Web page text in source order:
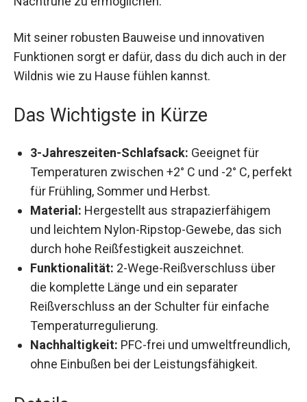
Funktionen sorgt er dafür, dass du dich auch in
der Wildnis wie zu Hause fühlen kannst.
Das Wichtigste in Kürze
Temperaturen zwischen +2° C und -2° C,
perfekt für Frühling, Sommer und Herbst.
Material:Hergestellt aus strapazierfähigem
und leichtem Nylon-Ripstop-Gewebe, das sich
durch hohe Reißfestigkeit auszeichnet.
Funktionalität:2-Wege-Reißverschluss über
die komplette Länge und ein separater
Reißverschluss an der Schulter für einfache
Temperaturregulierung.
Nachhaltigkeit:PFC-frei und
umweltfreundlich, ohne Einbußen bei der
Leistungsfähigkeit.